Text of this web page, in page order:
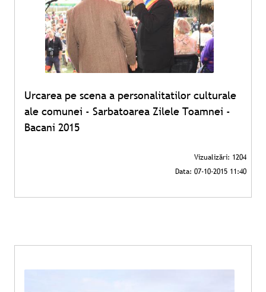
Urcarea pe scena a personalitatilor culturale
ale comunei - Sarbatoarea Zilele Toamnei -
Bacani 2015